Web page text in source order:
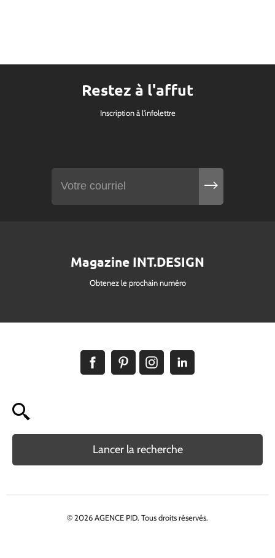
Restez à l'affut
Inscription à l'infolettre
Magazine INT.DESIGN
Obtenez le prochain numéro
Lancer la recherche
© 2026 AGENCE PID. Tous droits réservés.